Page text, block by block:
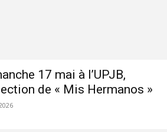
17 mai à l’UPJB,
de « Mis Hermanos »